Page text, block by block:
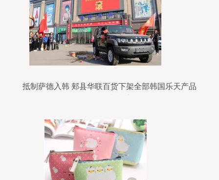
抵制萨德入韩 郏县华联百货下架全部韩国乐天产品